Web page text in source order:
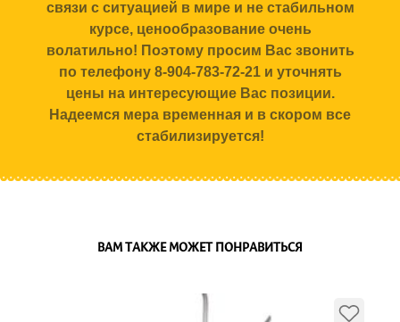
связи с ситуацией в мире и не стабильном
курсе, ценообразование очень
волатильно! Поэтому просим Вас звонить
по телефону 8-904-783-72-21 и уточнять
цены на интересующие Вас позиции.
Надеемся мера временная и в скором все
стабилизируется!
ВАМ ТАКЖЕ МОЖЕТ ПОНРАВИТЬСЯ